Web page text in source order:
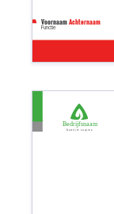
Functie
VoornaamAchternaam
Bedrijfsnaam
Bedrijfs tagline